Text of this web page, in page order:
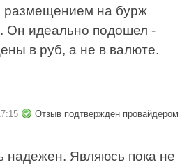
размещением на бурж
Он идеально подошел -
в руб, а не в валюте.
Отзыв подтвержден провайдером
надежен. Являюсь пока не